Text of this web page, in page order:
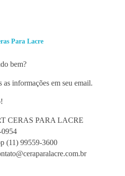
Para Lacre
bem?
as informações em seu email.
CERAS PARA LACRE
(11) 99559-3600